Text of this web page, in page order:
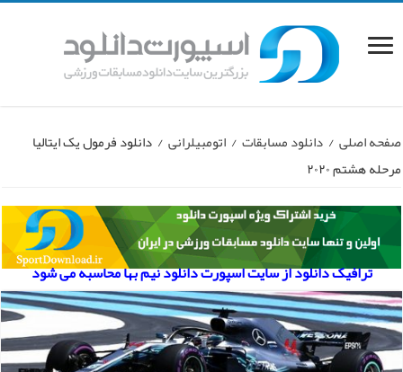
صفحه اصلی / دانلود مسابقات / اتومبیلرانی / دانلود فرمول یک ایتالیا
مرحله هشتم ۲۰۲۰
ترافیک دانلود از سایت اسپورت دانلود نیم بها محاسبه می شود